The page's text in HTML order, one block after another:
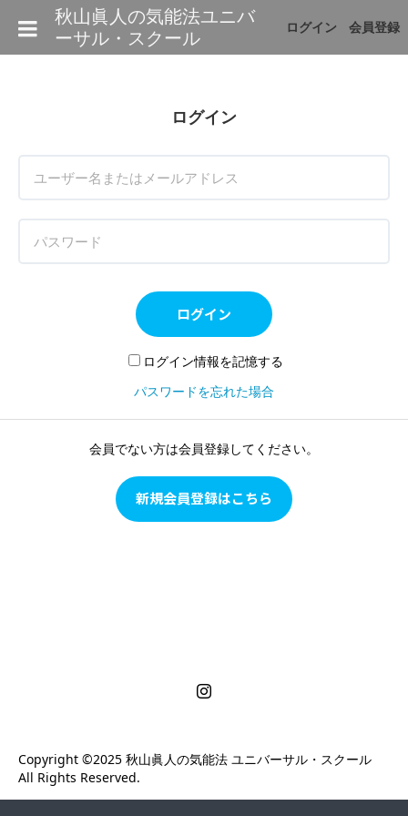
秋山眞人の気能法ユニバ
ーサル・スクール
ログイン 会員登録
ログイン
ログイン
ログイン情報を記憶する
パスワードを忘れた場合
会員でない方は会員登録してください。
新規会員登録はこちら
Copyright ©2025 ︎秋山眞人の気能法 ユニバーサル・スクール
All Rights Reserved.